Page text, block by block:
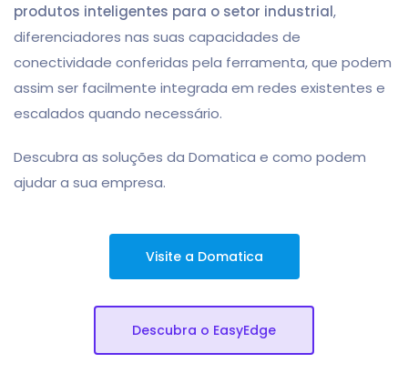
produtos inteligentes para o setor industrial,
diferenciadores nas suas capacidades de
conectividade conferidas pela ferramenta, que podem
assim ser facilmente integrada em redes existentes e
escalados quando necessário.
Descubra as soluções da Domatica e como podem
ajudar a sua empresa.
Visite a Domatica
Descubra o EasyEdge